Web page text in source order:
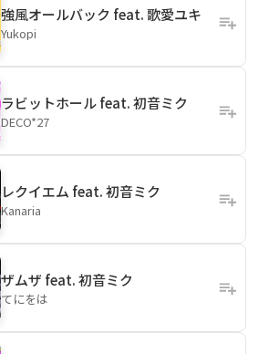
強風オールバック feat. 歌愛ユキ
Yukopi
ラビットホール feat. 初音ミク
DECO*27
レクイエム feat. 初音ミク
Kanaria
ザムザ feat. 初音ミク
てにをは